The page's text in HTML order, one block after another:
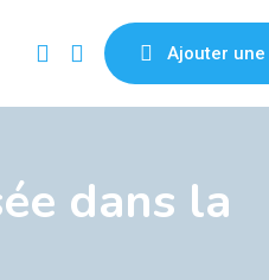
Ajouter
dans la